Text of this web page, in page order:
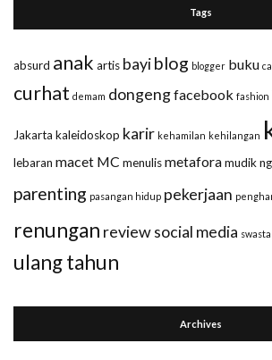
Tags
absurd anak artis bayiblog blogger buku
curhat demam dongengfacebook fashion
Jakarta kaleidoskop karir kehamilan kehilangan
lebaran macet MC menulismetaforamudik
parenting pasangan hidup pekerjaan
renungan reviewsocial media swasta
ulang tahun
Archives